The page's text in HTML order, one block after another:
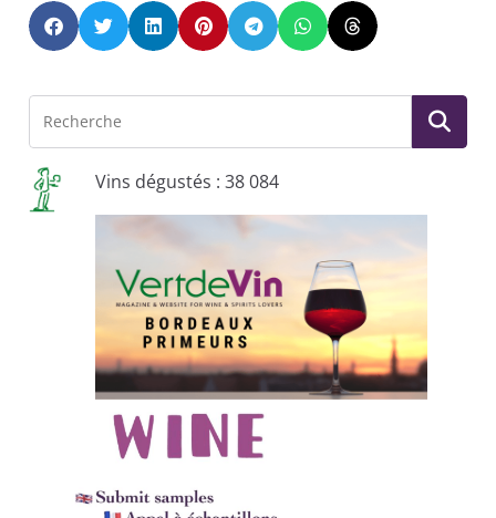
Vins dégustés : 38 084